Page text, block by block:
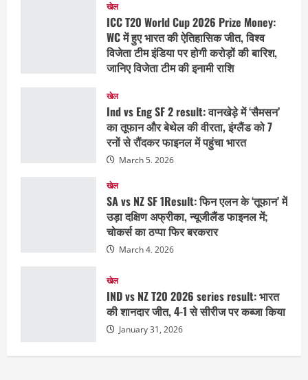
खेल
ICC T20 World Cup 2026 Prize Money:
WC में हुए भारत की ऐतिहासिक जीत, विश्व
विजेता टीम इंडिया पर होगी करोड़ों की बारिश,
जानिए विजेता टीम की इनामी राशि
खेल
Ind vs Eng SF 2 result: वानखेड़े में ‘सैमसन’
का तूफान और बेथेल की वीरता, इंग्लैंड को 7
रनों से रौंदकर फाइनल में पहुंचा भारत
March 5, 2026
खेल
SA vs NZ SF 1Result: फिन एलन के ‘तूफान’ में
उड़ा दक्षिण अफ्रीका, न्यूजीलैंड फाइनल में;
चोकर्स का ठप्पा फिर बरकरार
March 4, 2026
खेल
IND vs NZ T20 2026 series result: भारत
की शानदार जीत, 4-1 से सीरीज पर कब्जा किया
January 31, 2026